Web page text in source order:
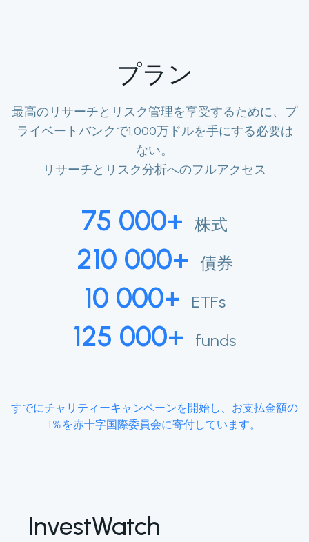
プラン
最高のリサーチとリスク管理を享受するために、プ
ライベートバンクで1,000万ドルを手にする必要は
ない。
リサーチとリスク分析へのフルアクセス
75 000+ 株式
210 000+ 債券
10 000+ ETFs
125 000+ funds
すでにチャリティーキャンペーンを開始し、お支払金額の
1％を赤十字国際委員会に寄付しています。
InvestWatch